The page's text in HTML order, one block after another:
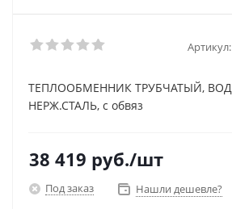
Артикул:
ТЕПЛООБМЕННИК ТРУБЧАТЫЙ,
НЕРЖ.СТАЛЬ, с обвяз
38 419 руб./шт
Под заказ Нашли дешевле?